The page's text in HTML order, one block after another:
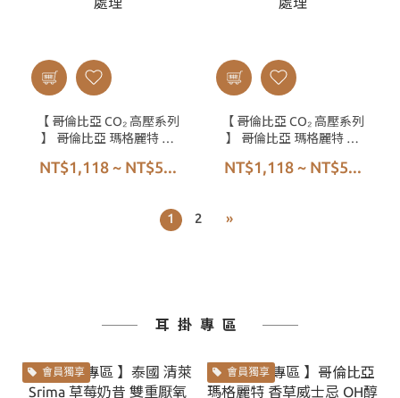
【 哥倫比亞 CO₂ 高壓系列
】 哥倫比亞 瑪格麗特 木
理
NT$1,118 ~ NT$5...
【 哥倫比亞 CO₂ 高壓系列
】 哥倫比亞 瑪格麗特 荔
理
NT$1,118 ~ NT$5...
1 2 »
耳掛專區
會員獨享 會員獨享